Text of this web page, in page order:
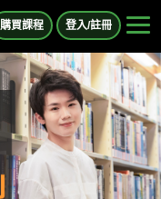
購買課程 登入/註冊